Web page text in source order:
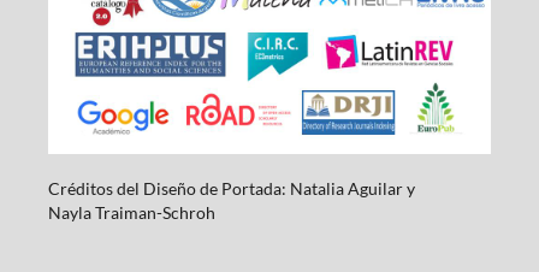
Créditos del Diseño de Portada: Natalia Aguilar y
NaylaTraiman-Schroh